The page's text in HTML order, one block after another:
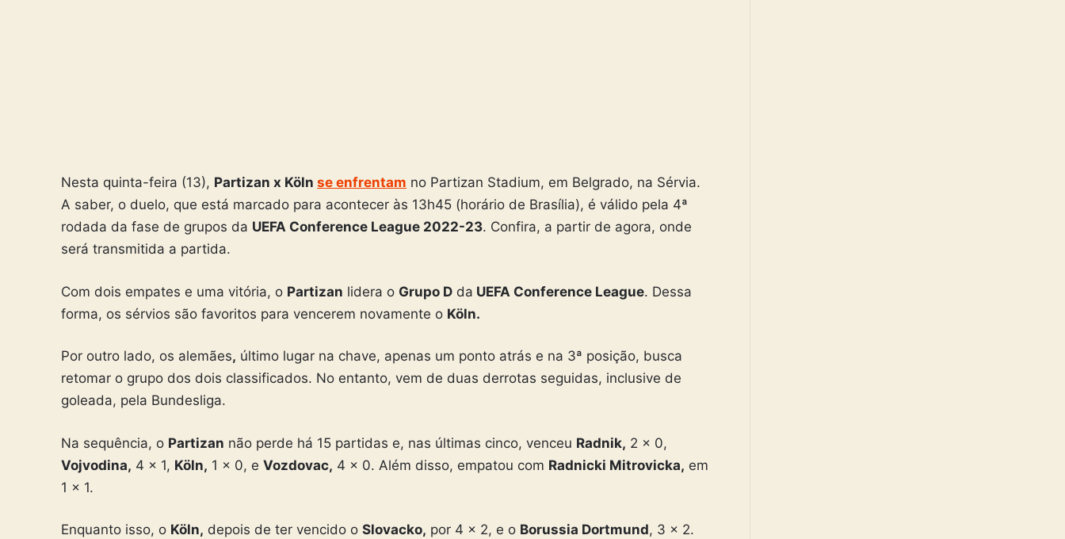
Nesta quinta-feira (13), Partizan x Köln se enfrentam no Partizan Stadium, em Belgrado, na Sérvia.
A saber, o duelo, que está marcado para acontecer às 13h45 (horário de Brasília), é válido pela 4ª
rodada da fase de grupos da UEFA Conference League 2022-23. Confira, a partir de agora, onde
será transmitida a partida.
Com dois empates e uma vitória, o Partizan lidera o Grupo D da UEFA Conference League. Dessa
forma, os sérvios são favoritos para vencerem novamente o Köln.
Por outro lado, os alemães, último lugar na chave, apenas um ponto atrás e na 3ª posição, busca
retomar o grupo dos dois classificados. No entanto, vem de duas derrotas seguidas, inclusive de
goleada, pela Bundesliga.
Na sequência, o Partizan não perde há 15 partidas e, nas últimas cinco, venceu Radnik, 2 x 0,
Vojvodina, 4 x 1, Köln, 1 x 0, e Vozdovac, 4 x 0. Além disso, empatou com Radnicki Mitrovicka, em
1 x 1.
Enquanto isso, o Köln, depois de ter vencido o Slovacko, por 4 x 2, e o Borussia Dortmund, 3 x 2.